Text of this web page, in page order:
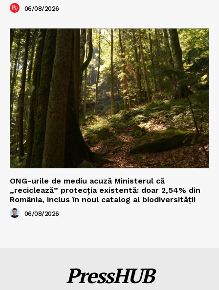
06/08/2026
ONG-urile de mediu acuză Ministerul că
„reciclează” protecția existentă: doar 2,54% din
România, inclus în noul catalog al biodiversității
06/08/2026
PressHUB